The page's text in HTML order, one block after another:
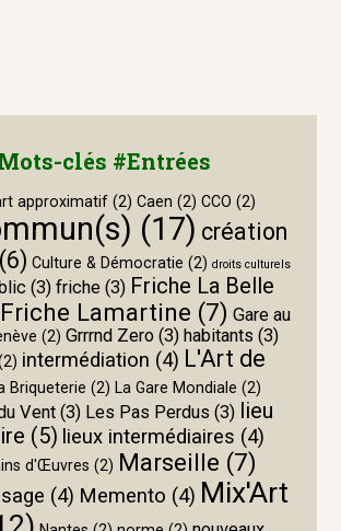
clés #Entrées
approximatif (2) Caen (2) CCO (2)
(17) création
(6) Culture & Démocratie (2) droits culturels
(3) friche (3) Friche La Belle
Friche Lamartine (7) Gare au
(2) Grrrnd Zero (3) habitants (3)
intermédiation (4) L'Art de
Briqueterie (2) La Gare Mondiale (2)
Vent (3) Les Pas Perdus (3) lieu
(5) lieux intermédiaires (4)
d'Œuvres (2) Marseille (7)
(4) Memento (4) Mix'Art